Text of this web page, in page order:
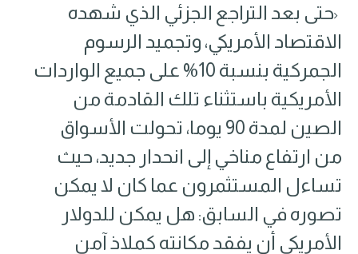
حتى بعد التراجع الجزئي الذي شهده
الاقتصاد الأمريكي٬ وتجميد الرسوم
الجمركية بنسبة 10% على جميع الواردات
الأمريكية باستثناء تلك القادمة من
الصين لمدة 90 يوما٬ تحولت الأسواق
من ارتفاع مناخي إلى انحدار جديد، حيث
تساءل المستثمرون عما كان لا يمكن
تصوره في السابق: هل يمكن للدولار
الأمريكي أن يفقد مكانته كملاذ آمن